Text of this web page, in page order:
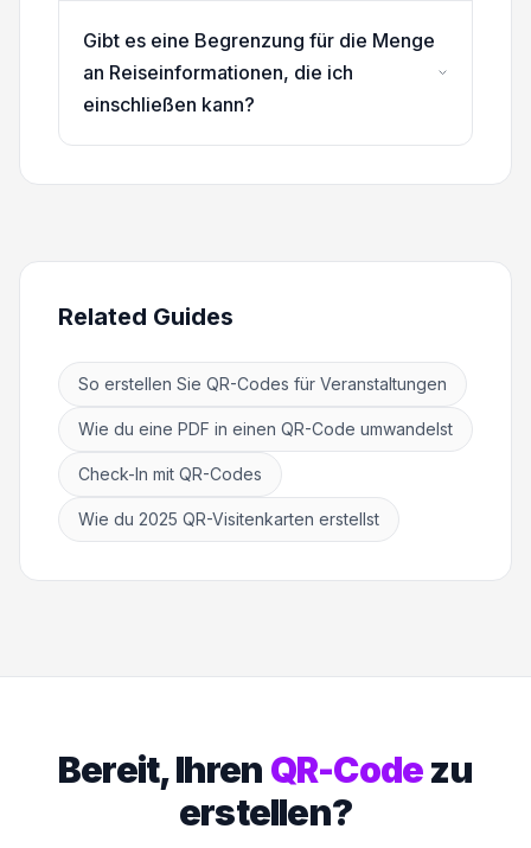
Gibt es eine Begrenzung für die Menge
an Reiseinformationen, die ich
einschließen kann?
Related Guides
So erstellen Sie QR-Codes für Veranstaltungen
Wie du eine PDF in einen QR-Code umwandelst
Check-In mit QR-Codes
Wie du 2025 QR-Visitenkarten erstellst
Bereit, Ihren QR-Codezu
erstellen?